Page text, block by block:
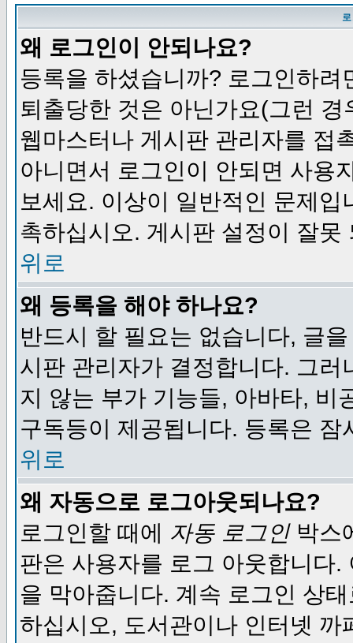
왜 로그인이 안되나요?
등록을 하셨습니까? 로그인하
퇴출당한 것은 아닌가요(그런
웹마스터나 게시판 관리자를 접
아니면서 로그인이 안되면 사용
보세요. 이상이 일반적인 문제
촉하십시오. 게시판 설정이 잘못
위로
왜 등록을 해야 하나요?
반드시 할 필요는 없습니다, 글
시판 관리자가 결정합니다. 그
지 않는 부가 기능들, 아바타, 비
구독등이 제공됩니다. 등록은
위로
왜 자동으로 로그아웃되나요?
로그인할 때에 자동 로그인박스
판은 사용자를 로그 아웃합니다
을 막아줍니다. 계속 로그인 상
하십시오, 도서관이나 인터넷